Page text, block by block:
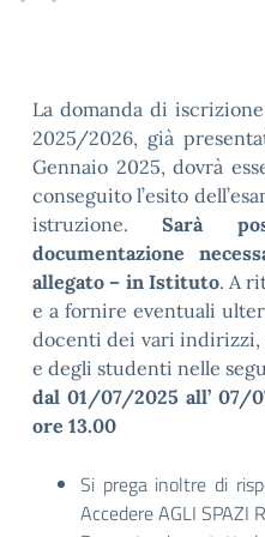
La domanda di
2025/2026, già
Gennaio 2025, dovrà
conseguito l’esito
istruzione.Sarà
documentazione
allegato – in Istituto. A
e a fornire eventuali
docenti dei vari indirizzi,
e degli studenti nelle
dal 01/07/2025 all’ 07/
ore 13.00
Si prega inoltre di
Accedere AGLI SPAZI